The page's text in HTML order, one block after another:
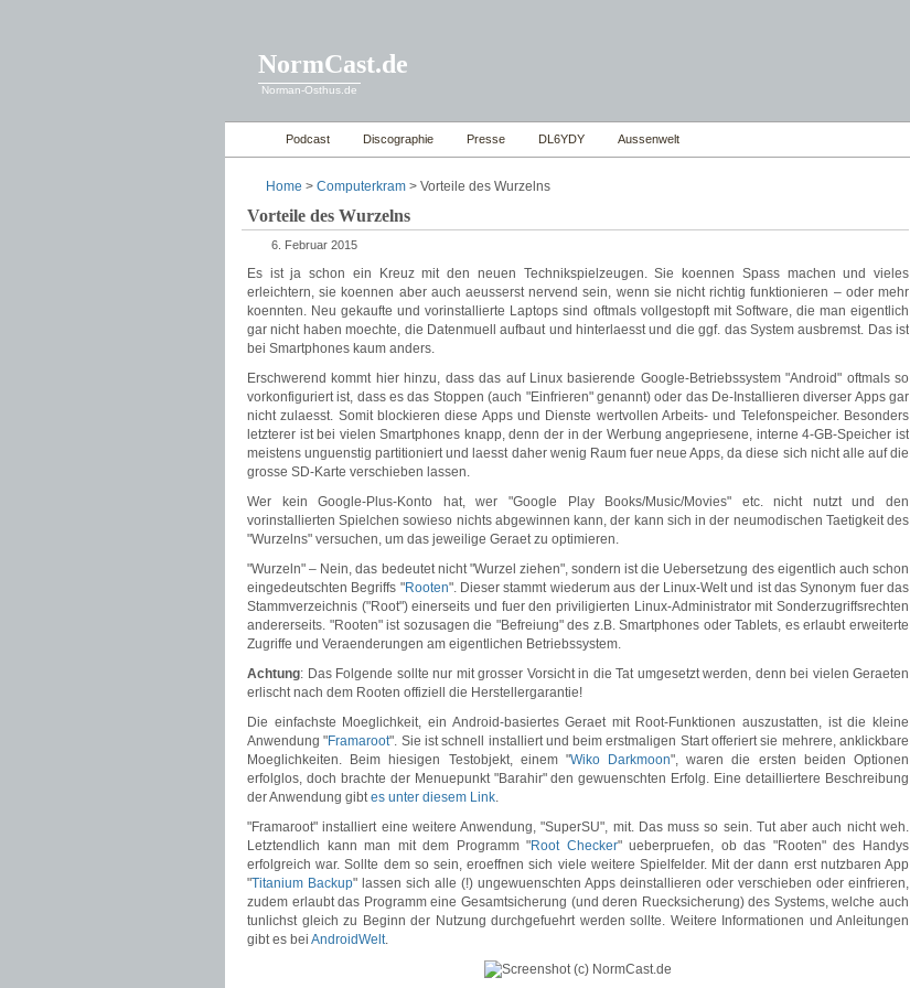
NormCast.de
Norman-Osthus.de
Podcast Discographie Presse DL6YDY Aussenwelt
Home > Computerkram > Vorteile des Wurzelns
Vorteile des Wurzelns
6. Februar 2015
Es ist ja schon ein Kreuz mit den neuen Technikspielzeugen. Sie koennen Spass machen und vieles
erleichtern, sie koennen aber auch aeusserst nervend sein, wenn sie nicht richtig funktionieren – oder mehr
koennten. Neu gekaufte und vorinstallierte Laptops sind oftmals vollgestopft mit Software, die man eigentlich
gar nicht haben moechte, die Datenmuell aufbaut und hinterlaesst und die ggf. das System ausbremst. Das ist
bei Smartphones kaum anders.
Erschwerend kommt hier hinzu, dass das auf Linux basierende Google-Betriebssystem "Android" oftmals so
vorkonfiguriert ist, dass es das Stoppen (auch "Einfrieren" genannt) oder das De-Installieren diverser Apps gar
nicht zulaesst. Somit blockieren diese Apps und Dienste wertvollen Arbeits- und Telefonspeicher. Besonders
letzterer ist bei vielen Smartphones knapp, denn der in der Werbung angepriesene, interne 4-GB-Speicher ist
meistens unguenstig partitioniert und laesst daher wenig Raum fuer neue Apps, da diese sich nicht alle auf die
grosse SD-Karte verschieben lassen.
Wer kein Google-Plus-Konto hat, wer "Google Play Books/Music/Movies" etc. nicht nutzt und den
vorinstallierten Spielchen sowieso nichts abgewinnen kann, der kann sich in der neumodischen Taetigkeit des
"Wurzelns" versuchen, um das jeweilige Geraet zu optimieren.
"Wurzeln" – Nein, das bedeutet nicht "Wurzel ziehen", sondern ist die Uebersetzung des eigentlich auch schon
eingedeutschten Begriffs "Rooten". Dieser stammt wiederum aus der Linux-Welt und ist das Synonym fuer das
Stammverzeichnis ("Root") einerseits und fuer den priviligierten Linux-Administrator mit Sonderzugriffsrechten
andererseits. "Rooten" ist sozusagen die "Befreiung" des z.B. Smartphones oder Tablets, es erlaubt erweiterte
Zugriffe und Veraenderungen am eigentlichen Betriebssystem.
Achtung: Das Folgende sollte nur mit grosser Vorsicht in die Tat umgesetzt werden, denn bei vielen Geraeten
erlischt nach dem Rooten offiziell die Herstellergarantie!
Die einfachste Moeglichkeit, ein Android-basiertes Geraet mit Root-Funktionen auszustatten, ist die kleine
Anwendung "Framaroot". Sie ist schnell installiert und beim erstmaligen Start offeriert sie mehrere, anklickbare
Moeglichkeiten. Beim hiesigen Testobjekt, einem "Wiko Darkmoon", waren die ersten beiden Optionen
erfolglos, doch brachte der Menuepunkt "Barahir" den gewuenschten Erfolg. Eine detailliertere Beschreibung
der Anwendung gibtes unter diesem Link.
"Framaroot" installiert eine weitere Anwendung, "SuperSU", mit. Das muss so sein. Tut aber auch nicht weh.
Letztendlich kann man mit dem Programm "Root Checker" ueberpruefen, ob das "Rooten" des Handys
erfolgreich war. Sollte dem so sein, eroeffnen sich viele weitere Spielfelder. Mit der dann erst nutzbaren App
"Titanium Backup" lassen sich alle (!) ungewuenschten Apps deinstallieren oder verschieben oder einfrieren,
zudem erlaubt das Programm eine Gesamtsicherung (und deren Ruecksicherung) des Systems, welche auch
tunlichst gleich zu Beginn der Nutzung durchgefuehrt werden sollte. Weitere Informationen und Anleitungen
gibt es bei AndroidWelt.